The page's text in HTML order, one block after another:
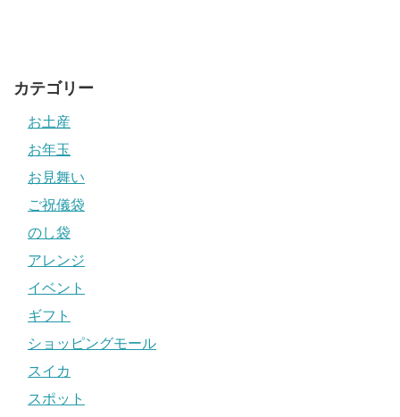
カテゴリー
お土産
お年玉
お見舞い
ご祝儀袋
のし袋
アレンジ
イベント
ギフト
ショッピングモール
スイカ
スポット